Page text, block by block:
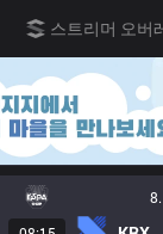
스트리머 오버